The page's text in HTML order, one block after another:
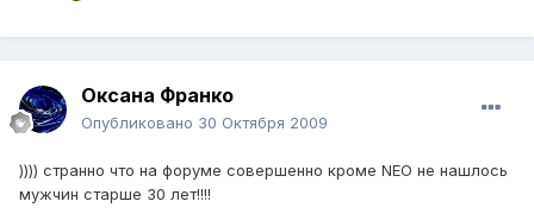
Оксана Франко
Опубликовано 30 Октября 2009
)))) странно что на форуме совершенно кроме NEO не нашлось
мужчин старше 30 лет!!!!